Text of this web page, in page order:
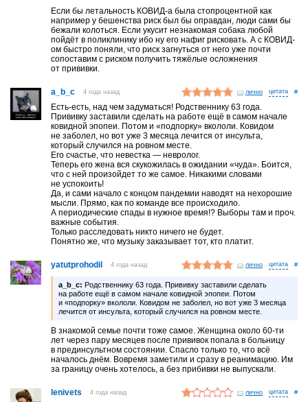
Если бы летальность КОВИД-а была стопроцентной как
например у бешенства риск был бы оправдан, люди сами бы
бежали колоться. Если укусит незнакомая собака любой
пойдёт в поликлинику ибо ну его нафиг рисковать. А с КОВИД-
ом быстро поняли, что риск загнуться от него уже почти
сопоставим с риском получить тяжёлые осложнения
от прививки.
a_b_c 4 года назад лично #
Есть-есть, над чем задуматься! Родственнику 63 года.
Прививку заставили сделать на работе ещё в самом начале
ковидной эпопеи. Потом и «подпорку» вкололи. Ковидом
не заболел, но вот уже 3 месяца лечится от инсульта,
который случился на ровном месте.
Его счастье, что невестка — невролог.
Теперь его жена вся скукожилась в ожидании «чуда». Боится,
что с ней произойдет то же самое. Никакими словами
не успокоить!
Да, и сами начало с концом пандемии наводят на нехорошие
мысли. Прямо, как по команде все происходило.
А периодические спады в нужное время!? Выборы там и проч.
важные события.
Только расследовать никто ничего не будет.
Понятно же, что музыку заказывает тот, кто платит.
yatutprohodil 4 года назад лично #
a_b_c: Родственнику 63 года. Прививку заставили сделать
на работе ещё в самом начале ковидной эпопеи. Потом
и «подпорку» вкололи. Ковидом не заболел, но вот уже 3 месяца
лечится от инсульта, который случился на ровном месте.
В знакомой семье почти тоже самое. Женщина около 60-ти
лет через пару месяцев после прививок попала в больницу
в прединсультном состоянии. Спасло только то, что всё
началось днём. Вовремя заметили и сразу в реанимацию. Им
за границу очень хотелось, а без прибивки не выпускали.
lenivets 4 года назад лично #